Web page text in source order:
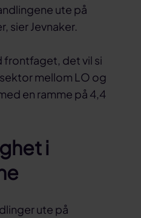
ute på
sier Jevnaker.
frontfaget, det vil si
mellom LO og
en ramme på 4,4
i
ute på